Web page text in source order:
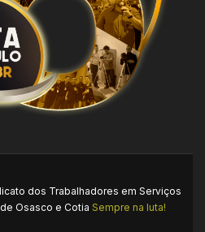
dos Trabalhadores em Serviços
Osasco e Cotia Sempre na luta!